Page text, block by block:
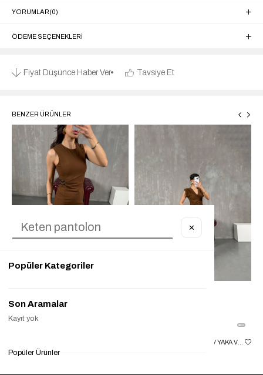
YORUMLAR(0)
ÖDEME SEÇENEKLERI
Fiyat Düşünce Haber Ver Tavsiye Et
BENZER ÜRÜNLER
₺450,00
₺1.500,00
KAHVE ÖNDEN DRAPELI V YAKA VATKALI ELBISE GAUS00056
✕
Popüler Kategoriler
Son Aramalar
Kayıt yok
Popüler Ürünler